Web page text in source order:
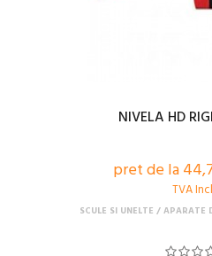
NIVELA HD
pret de la
TVA
SCULE SI UNELTE APARATE